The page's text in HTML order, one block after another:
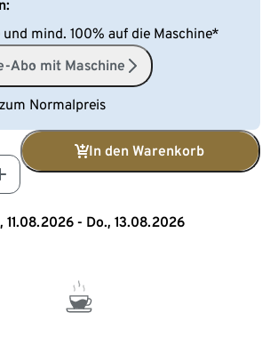
mind. 100% auf die Maschine*
Abo mit Maschine
Normalpreis
In den Warenkorb
11.08.2026 - Do., 13.08.2026